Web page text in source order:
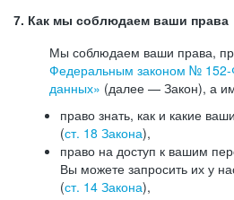
7. Как мы соблюдаем ваши права
Мы соблюдаем ваши права,
Федеральным законом №
данных» (далее — Закон), а
право знать, как и какие
(ст. 18 Закона),
право на доступ к вашим
Вы можете запросить их у
(ст. 14 Закона),